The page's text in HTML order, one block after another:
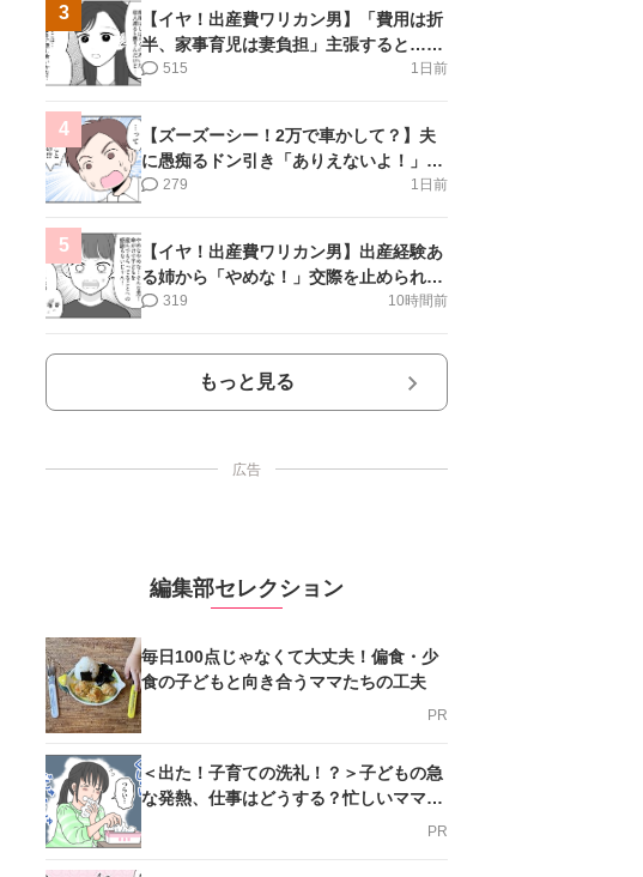
3
【イヤ！出産費ワリカン男】「費用は折
半、家事育児は妻負担」主張すると…＜
第11話＞#4コマ母道場
1日前
515
4
【ズーズーシー！2万で車かして？】夫
に愚痴るドン引き「ありえないよ！」＜
第16話＞#4コマ母道場
1日前
279
5
【イヤ！出産費ワリカン男】出産経験あ
る姉から「やめな！」交際を止められ＜
第12話＞#4コマ母道場
10時間前
319
もっと見る
広告
編集部セレクション
毎日100点じゃなくて大丈夫！偏食・少
食の子どもと向き合うママたちの工夫
PR
＜出た！子育ての洗礼！？＞子どもの急
な発熱、仕事はどうする？忙しいママを
PR